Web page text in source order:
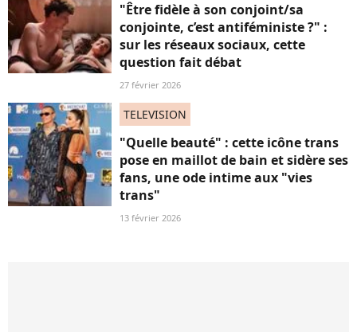
"Être fidèle à son conjoint/sa
conjointe, c’est antiféministe ?" :
sur les réseaux sociaux, cette
question fait débat
27 février 2026
TELEVISION
"Quelle beauté" : cette icône trans
pose en maillot de bain et sidère ses
fans, une ode intime aux "vies
trans"
13 février 2026